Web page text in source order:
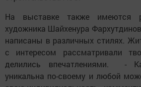
На выставке также имеются
художника Шайхенура
написаны в различных стилях.
с интересом рассматривали
делились впечатлениями. -
уникальна по-своему и любой